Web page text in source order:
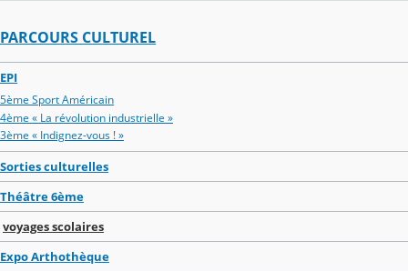
PARCOURS CULTUREL
EPI
5ème Sport Américain
4ème « La révolution industrielle »
3ème « Indignez-vous ! »
Sorties culturelles
Théâtre 6ème
voyages scolaires
Expo Arthothèque